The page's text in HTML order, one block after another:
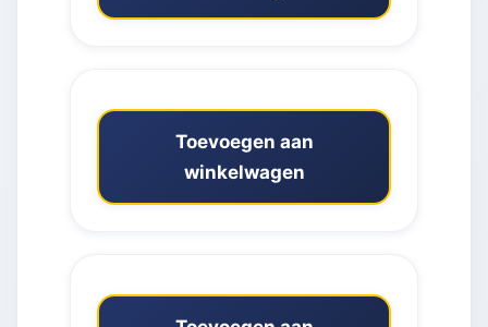
Toevoegen aan
winkelwagen